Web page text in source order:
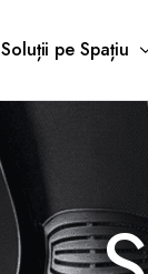
Soluții pe Spațiu